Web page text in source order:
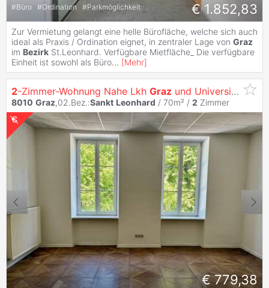
#Büro #Ordination #Parkmöglichkeit € 1.852,83
Zur Vermietung gelangt eine helle Bürofläche, welche sich auch
ideal als Praxis / Ordination eignet, in zentraler Lage von Graz
im Bezirk St.Leonhard. Verfügbare Mietfläche_ Die verfügbare
Einheit ist sowohl als Büro... [Mehr]
2-Zimmer-Wohnung Nahe Lkh Graz und Universität
8010 Graz,02.Bez.:Sankt Leonhard / 70m² / 2 Zimmer
€ 779,38